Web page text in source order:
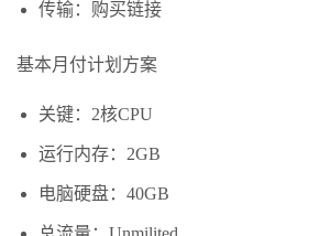
传输：购买链接
基本月付计划方案
关键：2核CPU
运行内存：2GB
电脑硬盘：40GB